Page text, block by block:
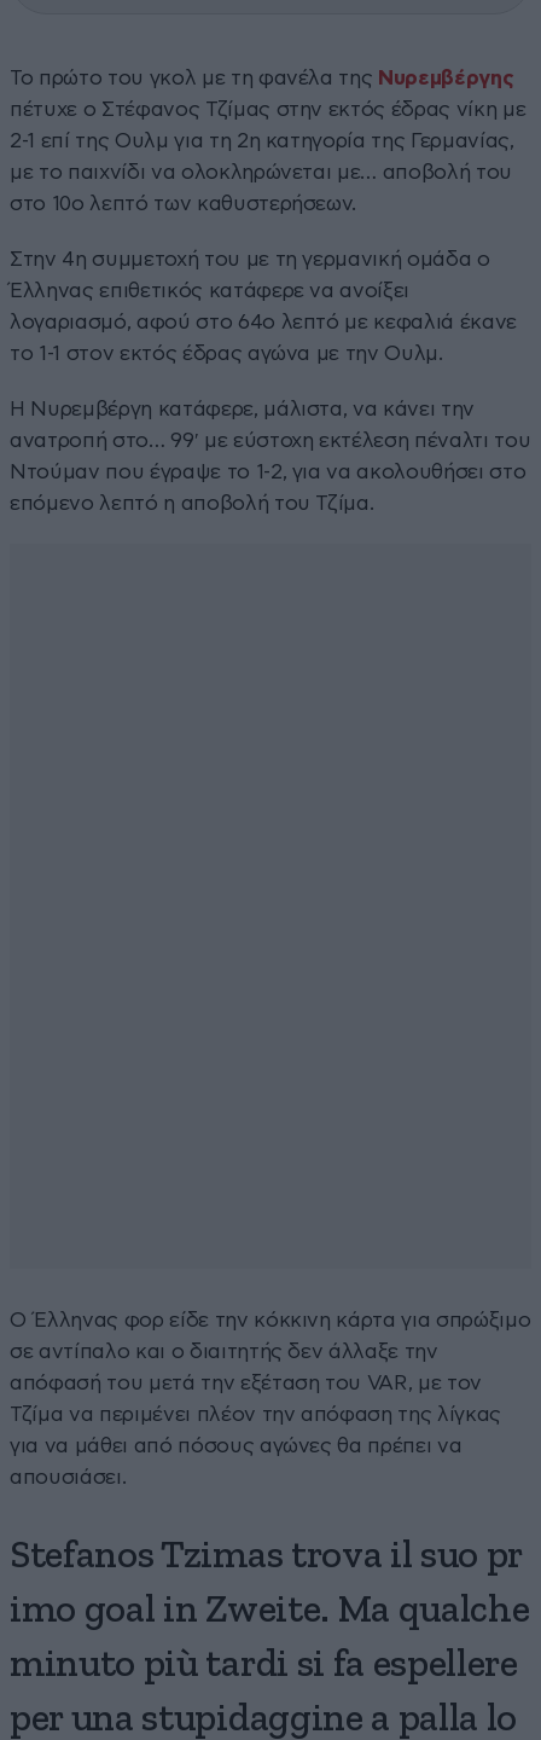
Το πρώτο του γκολ με τη φανέλα της Νυρεμβέργης
πέτυχε ο Στέφανος Τζίμας στην εκτός έδρας νίκη με
2-1 επί της Ουλμ για τη 2η κατηγορία της Γερμανίας,
με το παιχνίδι να ολοκληρώνεται με… αποβολή του
στο 10ο λεπτό των καθυστερήσεων.
Στην 4η συμμετοχή του με τη γερμανική ομάδα ο
Έλληνας επιθετικός κατάφερε να ανοίξει
λογαριασμό, αφού στο 64ο λεπτό με κεφαλιά έκανε
το 1-1 στον εκτός έδρας αγώνα με την Ουλμ.
Η Νυρεμβέργη κατάφερε, μάλιστα, να κάνει την
ανατροπή στο… 99′ με εύστοχη εκτέλεση πέναλτι του
Ντούμαν που έγραψε το 1-2, για να ακολουθήσει στο
επόμενο λεπτό η αποβολή του Τζίμα.
Ο Έλληνας φορ είδε την κόκκινη κάρτα για σπρώξιμο
σε αντίπαλο και ο διαιτητής δεν άλλαξε την
απόφασή του μετά την εξέταση του VAR, με τον
Τζίμα να περιμένει πλέον την απόφαση της λίγκας
για να μάθει από πόσους αγώνες θα πρέπει να
απουσιάσει.
Stefanos Tzimas trova il suo pr
imo goal in Zweite. Ma qualche
minuto più tardi si fa espellere
per una stupidaggine a palla lo